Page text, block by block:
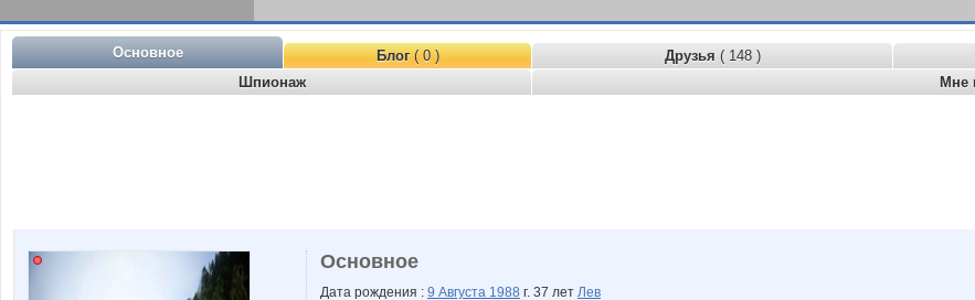
Основное Блог( 0 ) Друзья ( 148 )
Шпионаж
Мне
Основное
Дата рождения : 9 Августа 1988 г. 37 лет Лев